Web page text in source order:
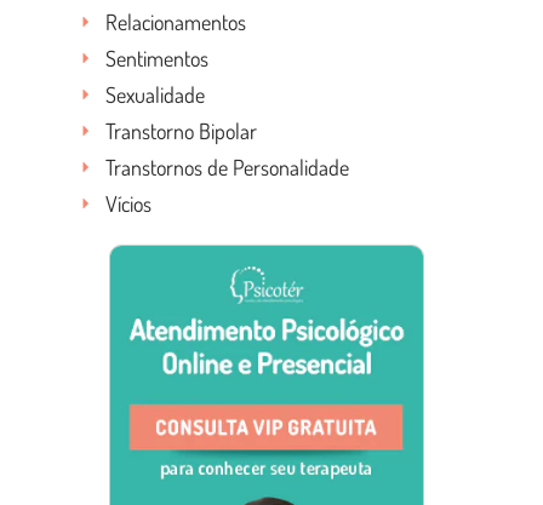
Relacionamentos
Sentimentos
Sexualidade
Transtorno Bipolar
Transtornos de Personalidade
Vícios